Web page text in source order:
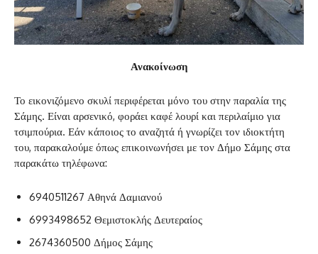
Ανακοίνωση
Το εικονιζόμενο σκυλί περιφέρεται μόνο του στην παραλία της
Σάμης. Είναι αρσενικό, φοράει καφέ λουρί και περιλαίμιο για
τσιμπούρια. Εάν κάποιος το αναζητά ή γνωρίζει τον ιδιοκτήτη
του, παρακαλούμε όπως επικοινωνήσει με τον Δήμο Σάμης στα
παρακάτω τηλέφωνα:
6940511267 Αθηνά Δαμιανού
6993498652 Θεμιστοκλής Δευτεραίος
2674360500 Δήμος Σάμης